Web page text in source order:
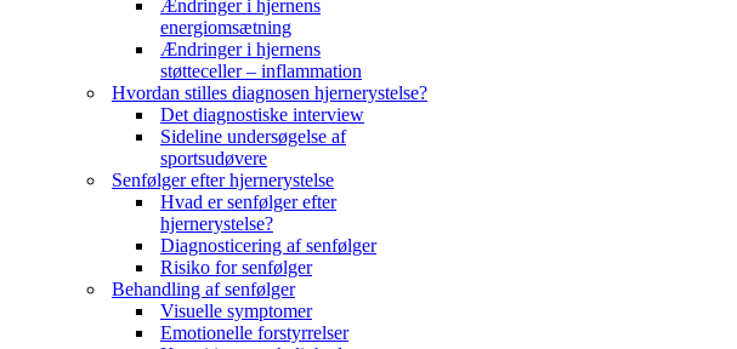
Ændringer i hjernens
energiomsætning
Ændringer i hjernens
støtteceller – inflammation
Hvordan stilles diagnosen hjernerystelse?
Det diagnostiske interview
Sideline undersøgelse af
sportsudøvere
Senfølger efter hjernerystelse
Hvad er senfølger efter
hjernerystelse?
Diagnosticering af senfølger
Risiko for senfølger
Behandling af senfølger
Visuelle symptomer
Emotionelle forstyrrelser